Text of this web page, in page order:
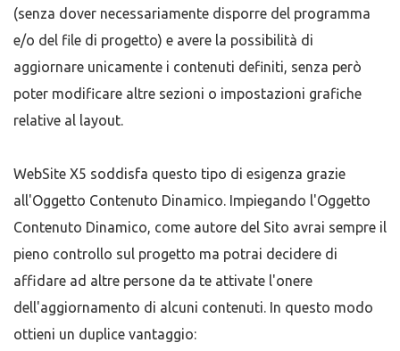
(senza dover necessariamente disporre del programma
e/o del file di progetto) e avere la possibilità di
aggiornare unicamente i contenuti definiti, senza però
poter modificare altre sezioni o impostazioni grafiche
relative al layout.
WebSite X5 soddisfa questo tipo di esigenza grazie
all'Oggetto Contenuto Dinamico. Impiegando l'Oggetto
Contenuto Dinamico, come autore del Sito avrai sempre il
pieno controllo sul progetto ma potrai decidere di
affidare ad altre persone da te attivate l'onere
dell'aggiornamento di alcuni contenuti. In questo modo
ottieni un duplice vantaggio: